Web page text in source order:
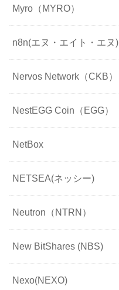
Myro（MYRO）
n8n(エヌ・エイト・エヌ)
Nervos Network（CKB）
NestEGG Coin（EGG）
NetBox
NETSEA(ネッシー)
Neutron（NTRN）
New BitShares (NBS)
Nexo(NEXO)